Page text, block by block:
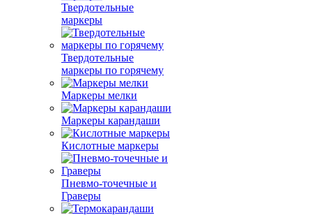
Твердотельные
маркеры
Твердотельные
маркеры по горячему
Маркеры мелки
Маркеры карандаши
Кислотные маркеры
Пневмо-точечные и
Граверы